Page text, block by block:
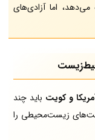
می‌دهد، اما آزادی‌های
و کویت باید چند
زیست‌محیطی را